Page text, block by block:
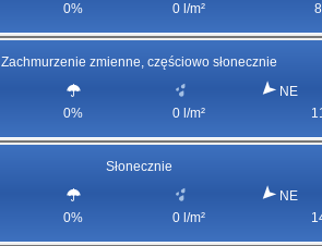
0% 0 l/m²
Zachmurzenie zmienne, częściowo słonecznie
0% 0 l/m²
NE
Słonecznie
0% 0 l/m²
NE